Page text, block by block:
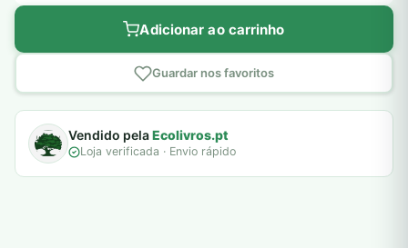
Adicionar ao carrinho
Guardar nos favoritos
Vendido pelaEcolivros.pt
Loja verificada · Envio rápido